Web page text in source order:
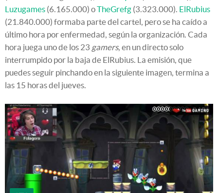
Luzugames (6.165.000) oTheGrefg (3.323.000). ElRubius
(21.840.000) formaba parte del cartel, pero se ha caído a
último hora por enfermedad, según la organización. Cada
hora juega uno de los 23 gamers, en un directo solo
interrumpido por la baja de ElRubius. La emisión, que
puedes seguir pinchando en la siguiente imagen, termina a
las 15 horas del jueves.